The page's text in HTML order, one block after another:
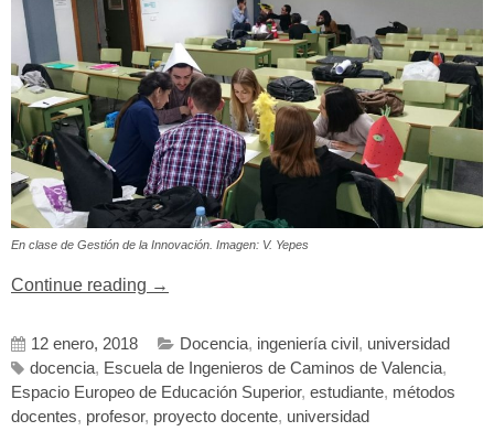
En clase de Gestión de la Innovación. Imagen: V. Yepes
Continue reading «Métodos
en
la
enseñanza
universitaria»
→
12 enero, 2018 Docencia, ingeniería civil, universidad
docencia, Escuela de Ingenieros de Caminos de Valencia,
Espacio Europeo de Educación Superior, estudiante, métodos
docentes, profesor, proyecto docente, universidad